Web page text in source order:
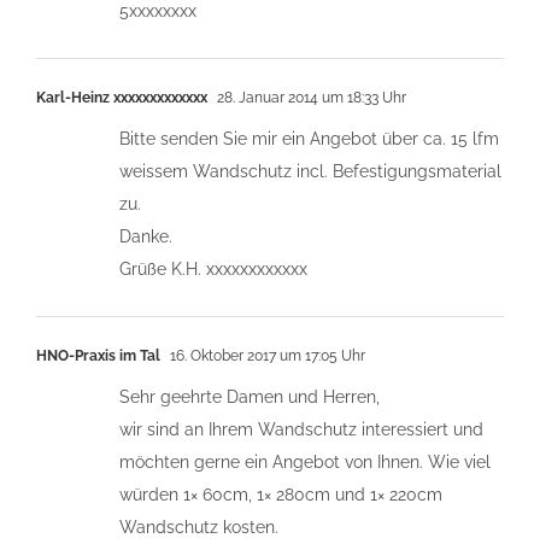
5xxxxxxxx
Karl-Heinz xxxxxxxxxxxxx 28. Januar 2014 um 18:33 Uhr
Bitte senden Sie mir ein Angebot über ca. 15 lfm
weissem Wandschutz incl. Befestigungsmaterial
zu.
Danke.
Grüße K.H. xxxxxxxxxxxx
HNO-Praxis im Tal 16. Oktober 2017 um 17:05 Uhr
Sehr geehrte Damen und Herren,
wir sind an Ihrem Wandschutz interessiert und
möchten gerne ein Angebot von Ihnen. Wie viel
würden 1× 60cm, 1× 280cm und 1× 220cm
Wandschutz kosten.